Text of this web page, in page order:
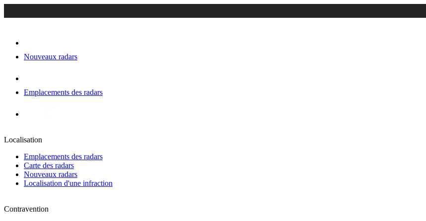
Nouveaux radars
Emplacements des radars
Localisation
Emplacements des radars
Carte des radars
Nouveaux radars
Localisation d'une infraction
Contravention